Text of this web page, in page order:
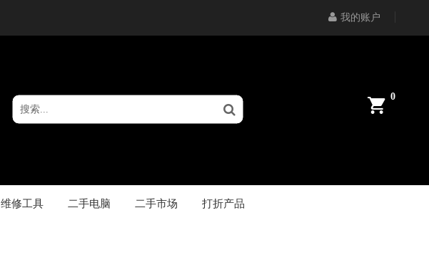
我的账户
0
维修工具 二手电脑 二手市场 打折产品